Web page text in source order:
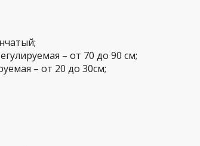
– от 70 до 90 см;
– от 20 до 30см;